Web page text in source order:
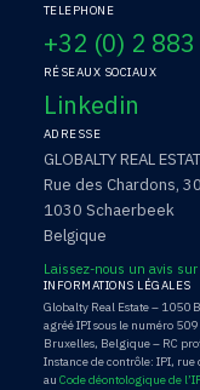
TELEPHONE
+32 (0) 2
RÉSEAUX SOCIAUX
Linkedin
ADRESSE
GLOBALTY REAL
Rue des Chardons, 30
1030 Schaerbeek
Belgique
Laissez-nous un avis sur
INFORMATIONS LÉGALES
Globalty Real Estate – 1050
agréé IPI sous le numéro
Bruxelles, Belgique – RC
Instance de contrôle: IPI,
au Code déontologique de